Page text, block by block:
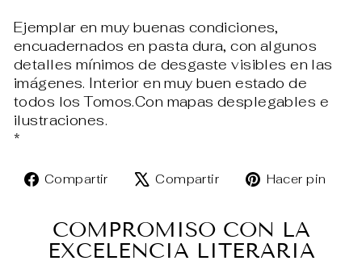
Ejemplar en muy buenas condiciones,
encuadernados en pasta dura, con algunos
detalles mínimos de desgaste visibles en las
imágenes. Interior en muy buen estado de
todos los Tomos.Con mapas desplegables e
ilustraciones.
*
Compartir
Compartir
Compartir
TuitearHacer pin
COMPROMISO CON LA
EXCELENCIA LITERARIA